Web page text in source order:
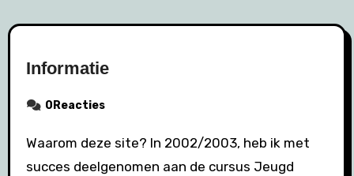
Informatie
0Reacties
Waarom deze site? In 2002/2003, heb ik met
succes deelgenomen aan de cursus Jeugd